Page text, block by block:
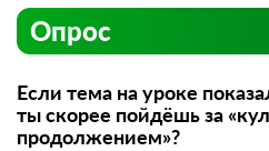
Опрос
Если тема на уроке
ты скорее пойдёшь за
продолжением»?